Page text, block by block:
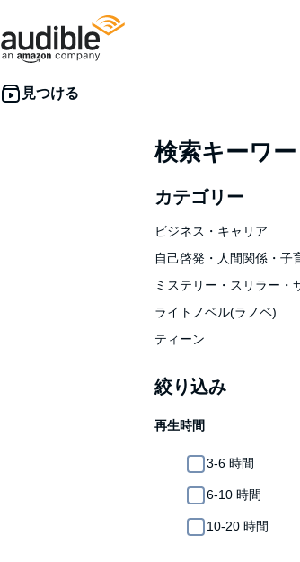
検索キーワ
カテゴリー
ビジネス・キャリア
自己啓発・人間関係・子
ミステリー・スリラー・
ライトノベル(ラノベ)
ティーン
絞り込み
再生時間
3-6 時間
6-10 時間
10-20 時間